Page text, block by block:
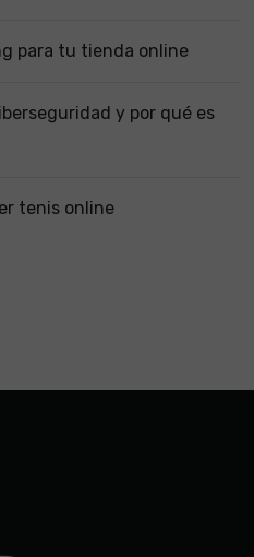
para tu tienda online
y por qué es
tenis online